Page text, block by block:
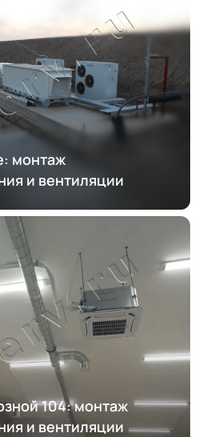
монтаж
и вентиляции
104: монтаж
и вентиляции